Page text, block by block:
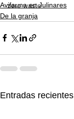
zero waste
Avifauna en Julinares
De la granja
Entradas recientes